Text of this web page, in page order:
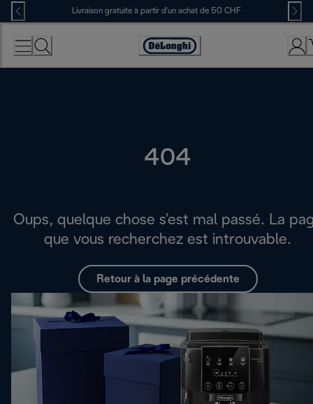
Skip
to
Content
Livraison gratuite à partir d'un achat de 50 CHF
Déclaration
d'accessibilité
404
Oups, quelque chose s’est mal passé. La
que vous recherchez est introuvable.
Retour à la page précédente